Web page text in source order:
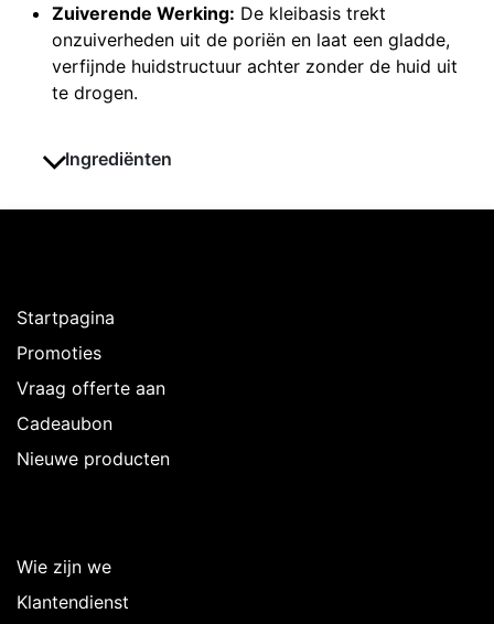
Zuiverende Werking: De kleibasis trekt
onzuiverheden uit de poriën en laat een gladde,
verfijnde huidstructuur achter zonder de huid uit
te drogen.
Ingrediënten
Startpagina
Promoties
Vraag offerte aan
Cadeaubon
Nieuwe producten
Wie zijn we
Klantendienst